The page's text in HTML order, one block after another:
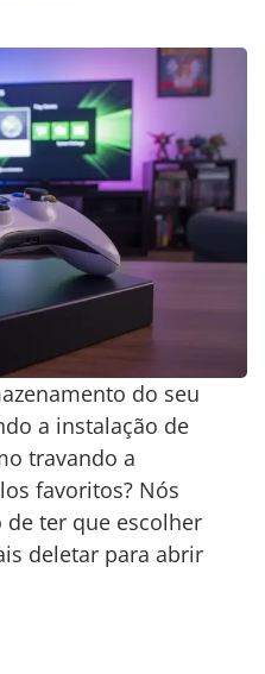
do seu
a instalação de
travando a
favoritos? Nós
ter que escolher
deletar para abrir